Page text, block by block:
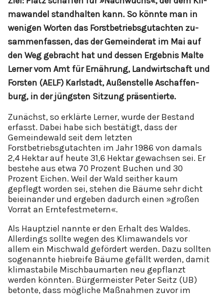
ma­wan­del stand­hal­ten kann. So könn­te man in
we­ni­gen Wor­ten das Forst­be­triebs­gu­t­ach­ten zu­
sam­men­fas­sen, das der Ge­mein­de­rat im Mai auf
den Weg ge­bracht hat und des­sen Er­geb­nis Mal­te
Ler­ner vom Amt für Er­näh­rung, Land­wirt­schaft und
Fors­ten (AELF) Karl­stadt, Au­ßen­s­tel­le Aschaf­fen­
burg, in der jüngs­ten Sit­zung prä­sen­tier­te.
Zunächst, so erklärte Lerner, wurde der Bestand
erfasst. Dabei habe sich bestätigt, dass der
Gemeindewald seit dem letzten
Forstbetriebsgutachten im Jahr 1986 von damals
2,4 Hektar auf heute 31,6 Hektar gewachsen sei. Er
bestehe aus etwa 70 Prozent Buchen und 30
Prozent Eichen. Weil der Wald seither kaum
gepflegt worden sei, stehen die Bäume sehr dicht
beieinander und ergeben dadurch einen »großen
Vorrat an Erntefestmetern«.
Als Hauptziel nannte er den Erhalt des Waldes.
Allerdings sollte wegen des Klimawandels vor
allem ein Mischwald gefördert werden. Dazu sollten
sogenannte hiebreife Bäume gefällt werden, damit
klimastabile Mischbaumarten neu gepflanzt
werden könnten. Bürgermeister Peter Seitz (UB)
betonte, dass mögliche Maßnahmen zuvor im